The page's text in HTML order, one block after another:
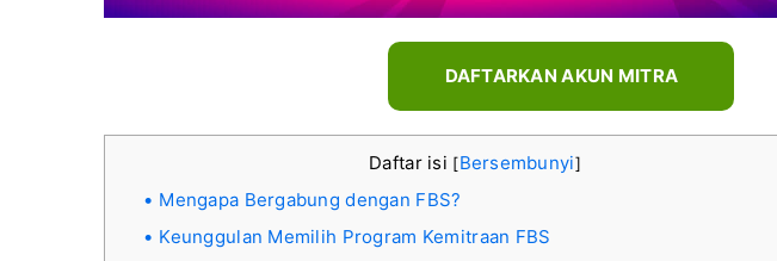
DAFTARKAN AKUN MITRA
Daftar isi [Bersembunyi]
Mengapa Bergabung dengan FBS?
Keunggulan Memilih Program Kemitraan FBS